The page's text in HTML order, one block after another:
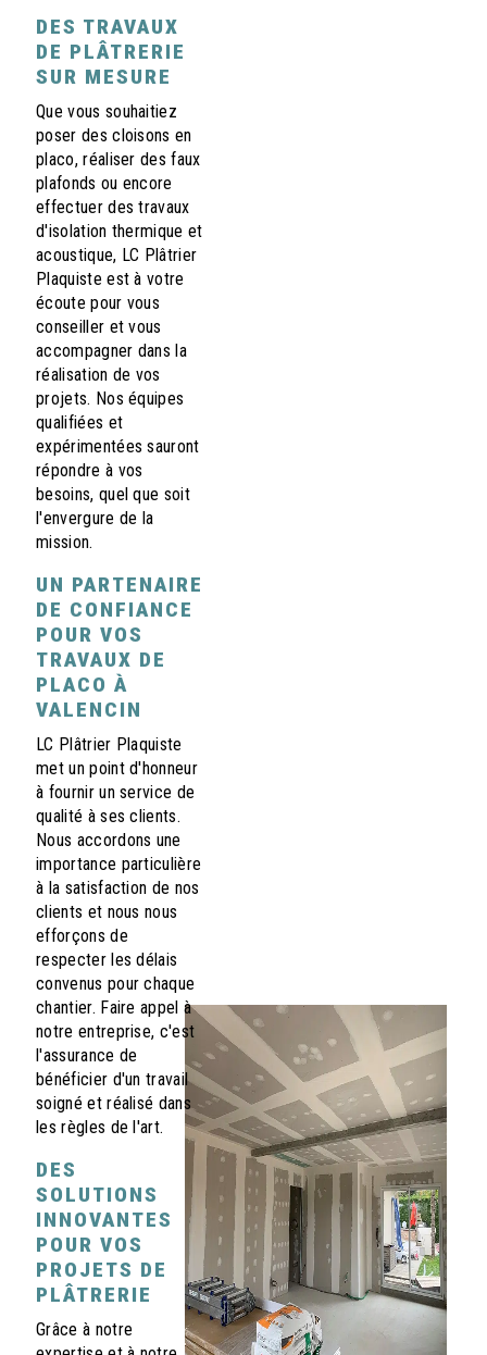
DES TRAVAUX
DE PLÂTRERIE
SUR MESURE
Que vous souhaitiez
poser des cloisons en
placo, réaliser des faux
plafonds ou encore
effectuer des travaux
d'isolation thermique et
acoustique, LC Plâtrier
Plaquiste est à votre
écoute pour vous
conseiller et vous
accompagner dans la
réalisation de vos
projets. Nos équipes
qualifiées et
expérimentées sauront
répondre à vos
besoins, quel que soit
l'envergure de la
mission.
UN PARTENAIRE
DE CONFIANCE
POUR VOS
TRAVAUX DE
PLACO À
VALENCIN
LC Plâtrier Plaquiste
met un point d'honneur
à fournir un service de
qualité à ses clients.
Nous accordons une
importance particulière
à la satisfaction de nos
clients et nous nous
efforçons de
respecter les délais
convenus pour chaque
chantier. Faire appel à
notre entreprise, c'est
l'assurance de
bénéficier d'un travail
soigné et réalisé dans
les règles de l'art.
DES
SOLUTIONS
INNOVANTES
POUR VOS
PROJETS DE
PLÂTRERIE
Grâce à notre